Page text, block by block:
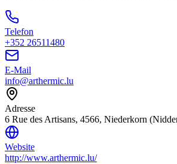
Telefon
+352 26511480
E-Mail
info@arthermic.lu
Adresse
6 Rue des Artisans, 4566, Niederkorn
Website
http://www.arthermic.lu/